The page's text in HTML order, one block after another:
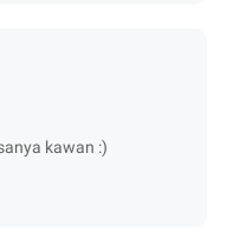
kawan :)